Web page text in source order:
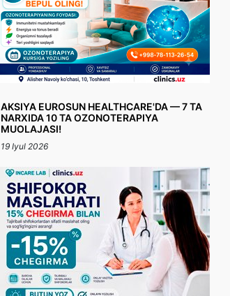
AKSIYA EUROSUN HEALTHCARE'DA — 7 TA
NARXIDA 10 TA OZONOTERAPIYA
MUOLAJASI!
19 Iyul 2026